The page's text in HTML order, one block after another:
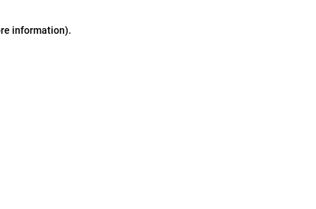
information).